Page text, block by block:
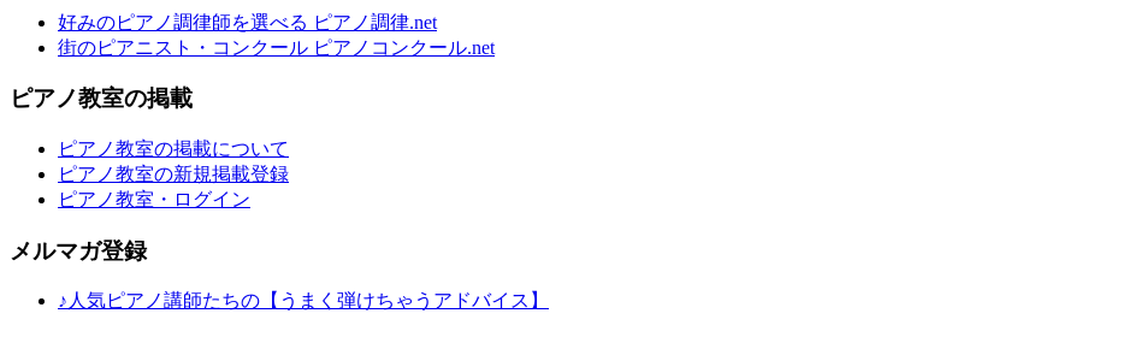
好みのピアノ調律師を選べる ピアノ調律.net
街のピアニスト・コンクール ピアノコンクール.net
ピアノ教室の掲載
ピアノ教室の掲載について
ピアノ教室の新規掲載登録
ピアノ教室・ログイン
メルマガ登録
♪人気ピアノ講師たちの【うまく弾けちゃうアドバイス】